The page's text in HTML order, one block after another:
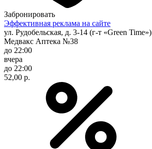
Забронировать
Эффективная реклама на сайте
ул. Рудобельская, д. 3-14 (г-т «Green Time»)
Медвакс Аптека №38
до 22:00
вчера
до 22:00
52,00 р.